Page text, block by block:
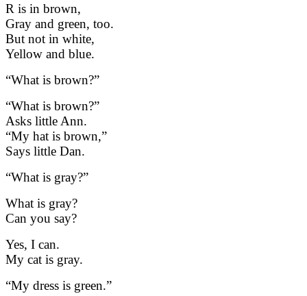
R is in brown,
Gray and green, too.
But not in white,
Yellow and blue.
“What is brown?”
“What is brown?”
Asks little Ann.
“My hat is brown,”
Says little Dan.
“What is gray?”
What is gray?
Can you say?
Yes, I can.
My cat is gray.
“My dress is green.”